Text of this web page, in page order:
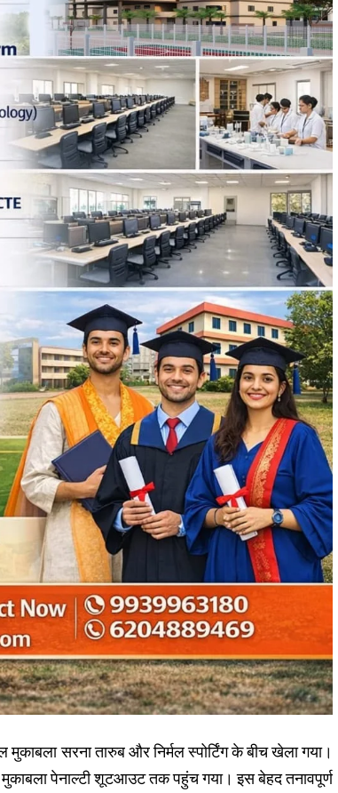
सरना तारुब और निर्मल स्पोर्टिंग के बीच खेला गया।
मुकाबला पेनाल्टी शूटआउट तक पहुंच गया। इस बेहद तनावपूर्ण